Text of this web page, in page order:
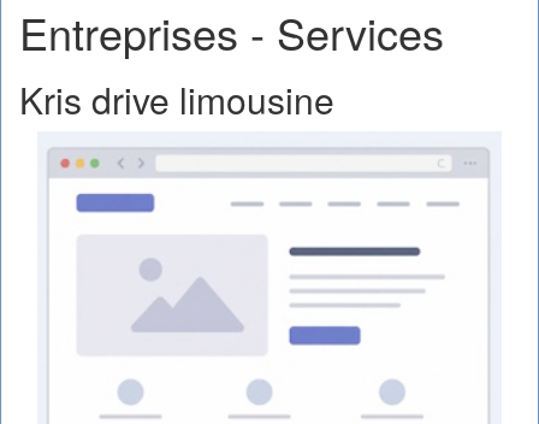
Entreprises - Services
Kris drive limousine